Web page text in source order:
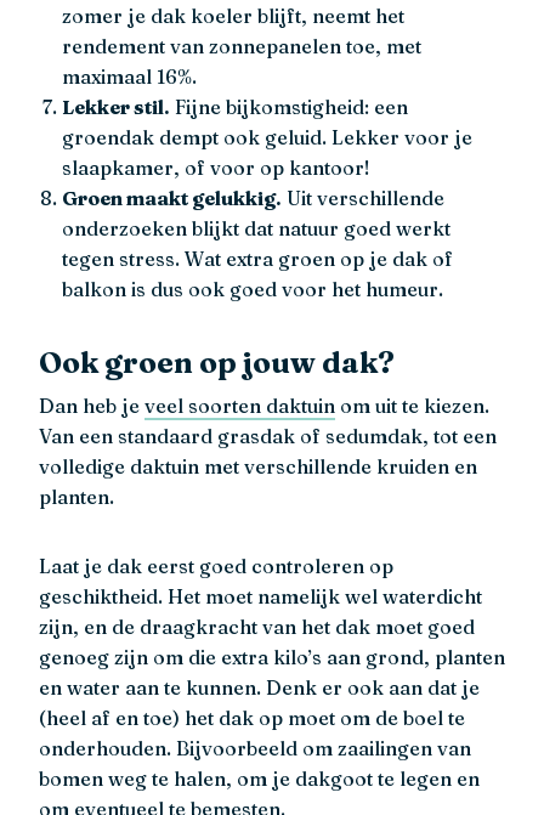
zomer je dak koeler blijft, neemt het
rendement van zonnepanelen toe, met
maximaal 16%.
Lekker stil. Fijne bijkomstigheid: een
groendak dempt ook geluid. Lekker voor je
slaapkamer, of voor op kantoor!
Groen maakt gelukkig. Uit verschillende
onderzoeken blijkt dat natuur goed werkt
tegen stress. Wat extra groen op je dak of
balkon is dus ook goed voor het humeur.
Ook groen op jouw dak?
Dan heb je veel soorten daktuin om uit te kiezen.
Van een standaard grasdak of sedumdak, tot een
volledige daktuin met verschillende kruiden en
planten.
Laat je dak eerst goed controleren op
geschiktheid. Het moet namelijk wel waterdicht
zijn, en de draagkracht van het dak moet goed
genoeg zijn om die extra kilo’s aan grond, planten
en water aan te kunnen. Denk er ook aan dat je
(heel af en toe) het dak op moet om de boel te
onderhouden. Bijvoorbeeld om zaailingen van
bomen weg te halen, om je dakgoot te legen en
om eventueel te bemesten.